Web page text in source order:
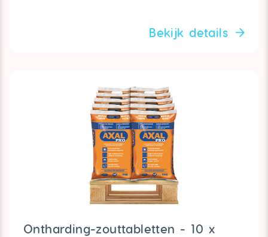
Bekijk details
Ontharding-zouttabletten - 10 x